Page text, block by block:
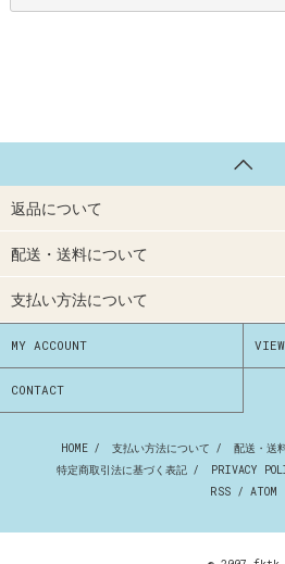
返品について
配送・送料について
支払い方法について
MY ACCOUNT
CONTACT
HOME / 支払い方法について / 配送・送
特定商取引法に基づく表記 / PRIVACY
RSS / ATOM